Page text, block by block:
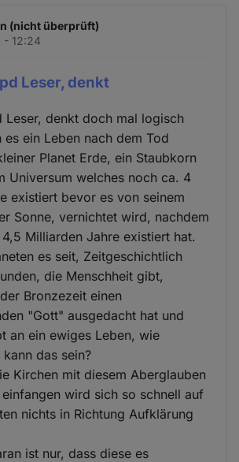
(nicht überprüft)
- 12:24
Leser, denkt
Leser, denkt doch mal logisch
es ein Leben nach dem Tod
Planet Erde, ein Staubkorn
Universum welches noch ca. 4
existiert bevor es von seinem
Sonne, vernichtet wird, nachdem
Milliarden Jahre existiert hat.
es seit, Zeitgeschichtlich
die Menschheit gibt,
Bronzezeit einen
"Gott" ausgedacht hat und
an ein ewiges Leben, wie
das sein?
Kirchen mit diesem Aberglauben
wird sich so schnell auf
nichts in Richtung Aufklärung
ist nur, dass diese es